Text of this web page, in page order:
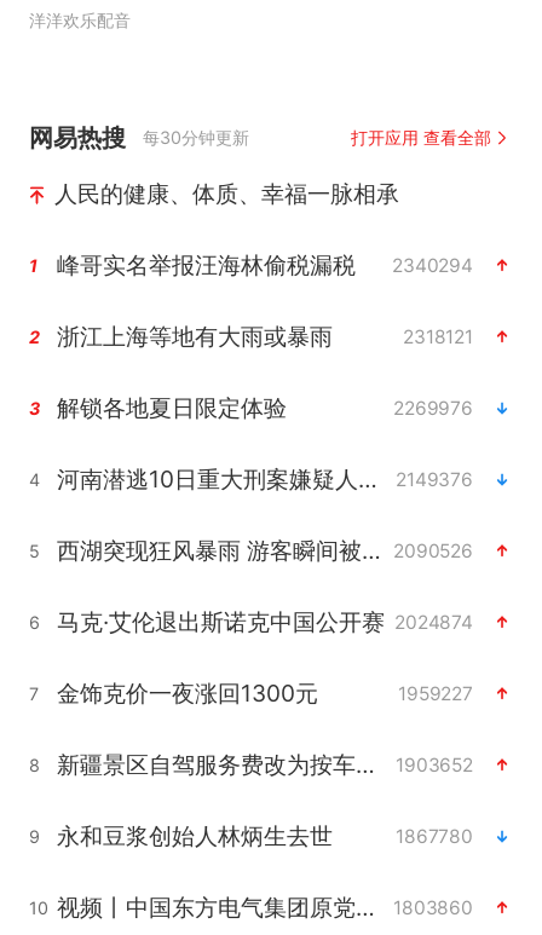
洋洋欢乐配音
网易热搜 每30分钟更新 打开应用 查看全部
人民的健康、体质、幸福一脉相承
1 峰哥实名举报汪海林偷税漏税 2340294
2 浙江上海等地有大雨或暴雨 2318121
3 解锁各地夏日限定体验 2269976
4 河南潜逃10日重大刑案嫌疑人落网 2149376
5 西湖突现狂风暴雨 游客瞬间被浇透 2090526
6 马克·艾伦退出斯诺克中国公开赛 2024874
7 金饰克价一夜涨回1300元 1959227
8 新疆景区自驾服务费改为按车收费 1903652
9 永和豆浆创始人林炳生去世 1867780
10 视频丨中国东方电气集团原党组副书记、董事宋致远被查 1803860